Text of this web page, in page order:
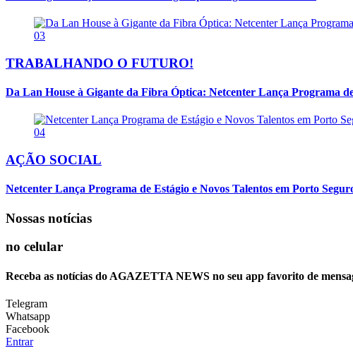
03
TRABALHANDO O FUTURO!
Da Lan House à Gigante da Fibra Óptica: Netcenter Lança Programa
04
AÇÃO SOCIAL
Netcenter Lança Programa de Estágio e Novos Talentos em Porto
Nossas notícias
no celular
Receba as notícias do AGAZETTA NEWS no seu app favorito de
Telegram
Whatsapp
Facebook
Entrar